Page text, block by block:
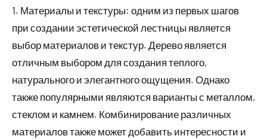
1. Материалы и текстуры: одним из первых шагов
при создании эстетической лестницы является
выбор материалов и текстур. Дерево является
отличным выбором для создания теплого,
натурального и элегантного ощущения. Однако
также популярными являются варианты с металлом,
стеклом и камнем. Комбинирование различных
материалов также может добавить интересности и